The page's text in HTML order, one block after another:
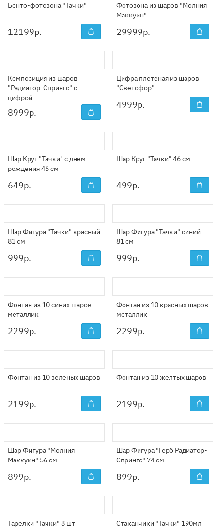
Бенто-фотозона "Тачки"
12199р.
Фотозона из шаров "Молния
Маккуин"
29999р.
Композиция из шаров
"Радиатор-Спрингс" с
цифрой
8999р.
Цифра плетеная из шаров
"Светофор"
4999р.
Шар Круг "Тачки" с днем
рождения 46 см
649р.
Шар Круг "Тачки" 46 см
499р.
Шар Фигура "Тачки" красный
81 см
999р.
Шар Фигура "Тачки" синий
81 см
999р.
Фонтан из 10 синих шаров
металлик
2299р.
Фонтан из 10 красных шаров
металлик
2299р.
Фонтан из 10 зеленых шаров
2199р.
Фонтан из 10 желтых шаров
2199р.
Шар Фигура "Молния
Маккуин" 56 см
899р.
Шар Фигура "Герб Радиатор-
Спрингс" 74 см
899р.
Тарелки "Тачки" 8 шт
Стаканчики "Тачки" 190мл